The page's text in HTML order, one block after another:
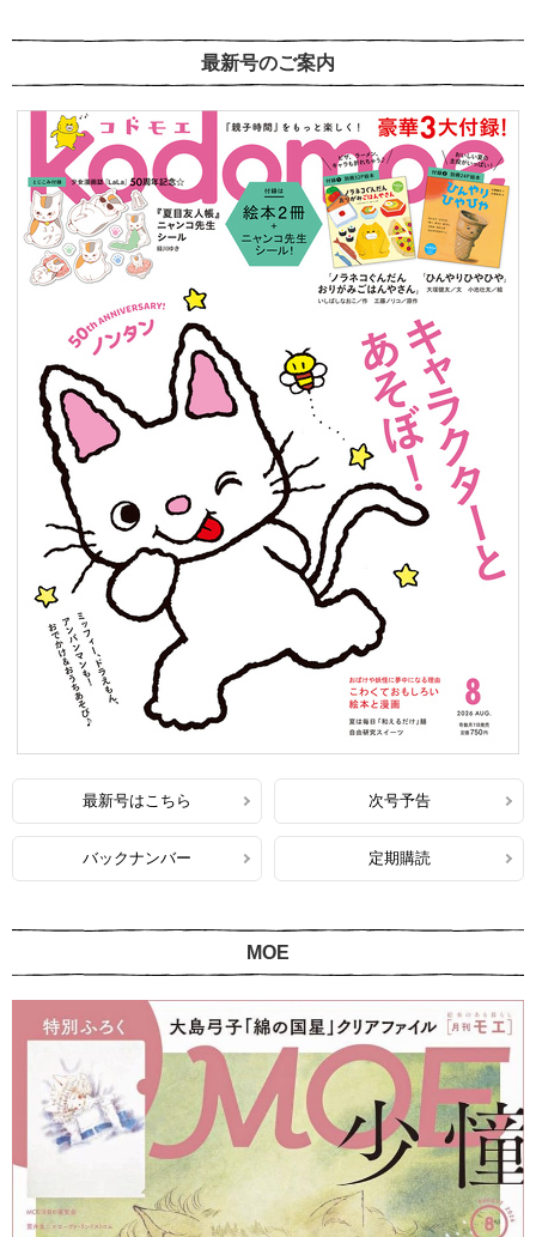
最新号のご案内
最新号はこちら 次号予告
バックナンバー 定期購読
MOE